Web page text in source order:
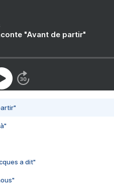
"Avant de partir"
a dit"